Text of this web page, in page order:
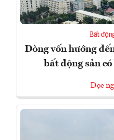
Bất
Dòng vốn hướng
bất động sản
Đọc